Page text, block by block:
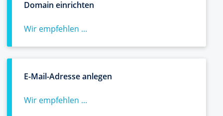
Domain einrichten
Wir empfehlen ...
E-Mail-Adresse anlegen
Wir empfehlen ...